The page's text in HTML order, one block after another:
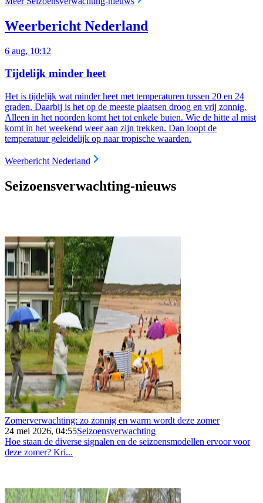
Weerbericht Nederland
6 aug, 10:12
Tijdelijk minder heet
Het is tijdelijk wat minder heet met temperaturen tussen 20 en 24
graden. Daarbij is het op de meeste plaatsen droog en vrij zonnig.
Alleen in het noorden komt het tot enkele buien. Wie de hitte al mist
komt in het weekend weer aan zijn trekken. Dan loopt de
temperatuur geleidelijk op naar tropische waarden.
Weerbericht Nederland
Seizoensverwachting-nieuws
Zomerverwachting: zo zonnig en warm wordt deze zomer
24 mei 2026, 04:55Seizoensverwachting
Hoe staan de diverse signalen en de seizoensmodellen ervoor voor
deze zomer? Kri...